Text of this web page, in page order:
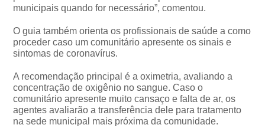
municipais quando for necessário”, comentou.
O guia também orienta os profissionais de saúde a como
proceder caso um comunitário apresente os sinais e
sintomas de coronavírus.
A recomendação principal é a oximetria, avaliando a
concentração de oxigênio no sangue. Caso o
comunitário apresente muito cansaço e falta de ar, os
agentes avaliarão a transferência dele para tratamento
na sede municipal mais próxima da comunidade.